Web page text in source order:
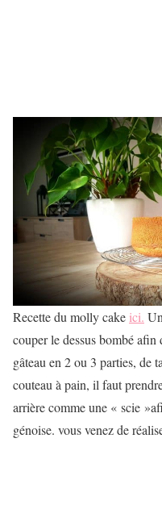
Recette du molly cake ici.
couper le dessus bombé
gâteau en 2 ou 3 parties, de
couteau à pain, il faut
arrière comme une « scie
génoise. vous venez de